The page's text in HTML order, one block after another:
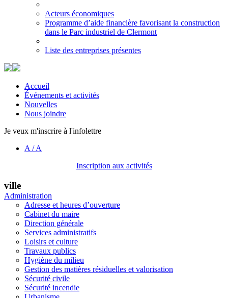
Acteurs économiques
Programme d’aide financière favorisant la construction
dans le Parc industriel de Clermont
Liste des entreprises présentes
Accueil
Événements et activités
Nouvelles
Nous joindre
Je veux m'inscrire à l'infolettre
A /A
Inscription aux activités
ville
Administration
Adresse et heures d’ouverture
Cabinet du maire
Direction générale
Services administratifs
Loisirs et culture
Travaux publics
Hygiène du milieu
Gestion des matières résiduelles et valorisation
Sécurité civile
Sécurité incendie